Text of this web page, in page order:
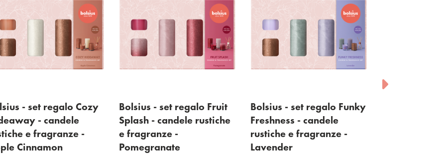
- set regalo Cozy
- candele
e fragranze -
Cinnamon
Bolsius - set regalo Fruit
Splash - candele rustiche
e fragranze -
Pomegranate
Bolsius - set regalo Funky
Freshness - candele
rustiche e fragranze -
Lavender